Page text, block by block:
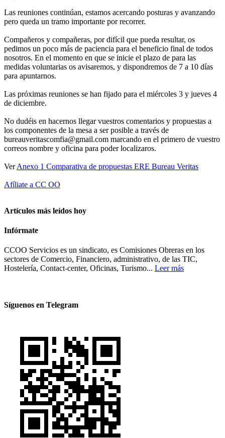
Las reuniones continúan, estamos acercando posturas y avanzando
pero queda un tramo importante por recorrer.
Compañeros y compañeras, por difícil que pueda resultar, os
pedimos un poco más de paciencia para el beneficio final de todos
nosotros. En el momento en que se inicie el plazo de para las
medidas voluntarias os avisaremos, y dispondremos de 7 a 10 días
para apuntarnos.
Las próximas reuniones se han fijado para el miércoles 3 y jueves 4
de diciembre.
No dudéis en hacernos llegar vuestros comentarios y propuestas a
los componentes de la mesa a ser posible a través de
bureauveritascomfia@gmail.com marcando en el primero de vuestro
correos nombre y oficina para poder localizaros.
VerAnexo 1 Comparativa de propuestas ERE Bureau Veritas
Afíliate a CC OO
Artículos más leídos hoy
Infórmate
CCOO Servicios es un sindicato, es Comisiones Obreras en los
sectores de Comercio, Financiero, administrativo, de las TIC,
Hostelería, Contact-center, Oficinas, Turismo... Leer más
Síguenos en Telegram